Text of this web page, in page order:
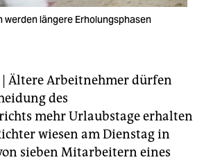
längere Erholungsphasen
| Ältere Arbeitnehmer dürfen
des
mehr Urlaubstage erhalten
wiesen am Dienstag in
sieben Mitarbeitern eines